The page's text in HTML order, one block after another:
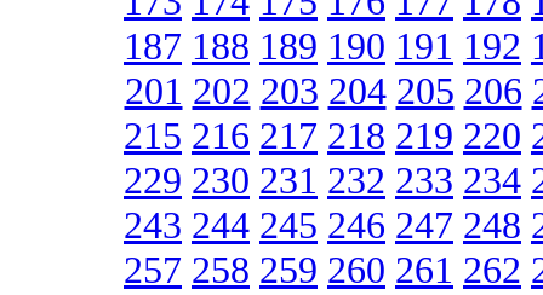
187 188 189 190 191 192
201 202 203 204 205 206
215 216 217 218 219 220
229 230 231 232 233 234
243 244 245 246 247 248
257 258 259 260 261 262